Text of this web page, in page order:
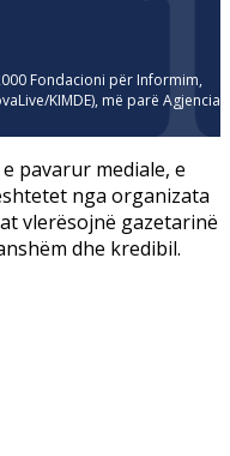
Fondacioni për Informim,
KIMDE), më parë Agjencia
pavarur mediale, e
nga organizata
vlerësojnë gazetarinë
dhe kredibil.